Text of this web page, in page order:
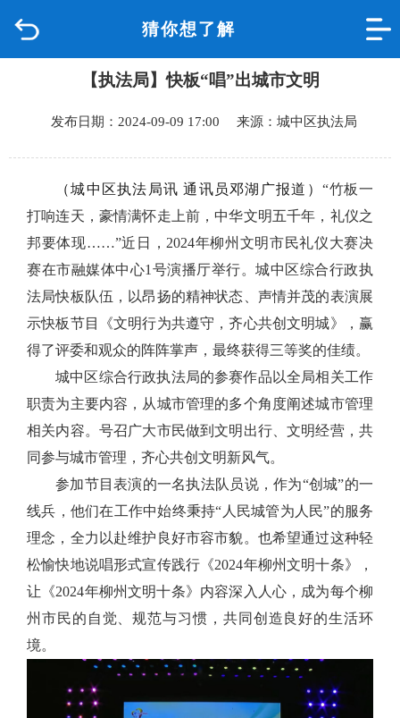
猜你想了解
新闻中心
政府信息公开
互动回应
数据专题
【执法局】快板“唱”出城市文明
发布日期：2024-09-09 17:00 来源：城中区执法局
（城中区执法局讯 通讯员邓湖广报道） “竹板一
打响连天，豪情满怀走上前，中华文明五千年，礼仪之
邦要体现……”近日，2024年柳州文明市民礼仪大赛决
赛在市融媒体中心1号演播厅举行。城中区综合行政执
法局快板队伍，以昂扬的精神状态、声情并茂的表演展
示快板节目《文明行为共遵守，齐心共创文明城》，赢
得了评委和观众的阵阵掌声，最终获得三等奖的佳绩。
城中区综合行政执法局的参赛作品以全局相关工作
职责为主要内容，从城市管理的多个角度阐述城市管理
相关内容。号召广大市民做到文明出行、文明经营，共
同参与城市管理，齐心共创文明新风气。
参加节目表演的一名执法队员说，作为“创城”的一
线兵，他们在工作中始终秉持“人民城管为人民”的服务
理念，全力以赴维护良好市容市貌。也希望通过这种轻
松愉快地说唱形式宣传践行《2024年柳州文明十条》，
让《2024年柳州文明十条》内容深入人心，成为每个柳
州市民的自觉、规范与习惯，共同创造良好的生活环
境。